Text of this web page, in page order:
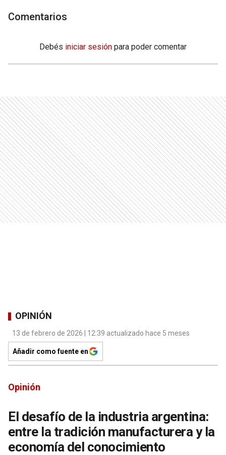
Comentarios
Debés iniciar sesión para poder comentar
OPINIÓN
13 de febrero de 2026 | 12:39 actualizado hace 5 meses
Añadir como fuente en
Opinión
El desafío de la industria argentina:
entre la tradición manufacturera y la
economía del conocimiento